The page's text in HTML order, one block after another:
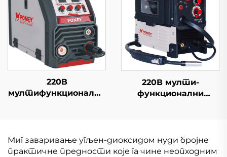
дигитална контрола
Синергична машина
за заваривање
Синергична Миг
заваривачка машина
220В
мултифункционални
намењена Миг
заваривачка машина
220В мулти-
функционални
сигнала Миг Велдер
Машина
Миг заваривање угљен-диоксидом нуди бројне
практичне предности које га чине неопходним